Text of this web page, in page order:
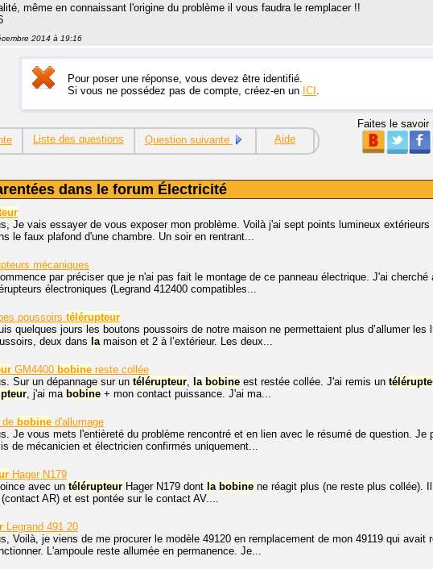
même en connaissant l'origine du problème il vous faudra le remplacer !!
2014 à 19:16
Pour poser une réponse, vous devez être identifié.
Si vous ne possédez pas de compte, créez-en un ICI .
Liste des questions Question suivante Aide
Faites le savoir
dans le forum Électricité
Je vais essayer de vous exposer mon problème. Voilà j'ai sept points lumineux
le faux plafond d'une chambre. Un soir en rentrant...
mécaniques
par préciser que je n'ai pas fait le montage de ce panneau électrique. J'ai cherché
électroniques (Legrand 412400 compatibles...
poussoirs télérupteur
quelques jours les boutons poussoirs de notre maison ne permettaient plus d’allumer
deux dans lamaison et 2 à l’extérieur. Les deux...
GM4400 bobine reste collée
Sur un dépannage sur un télérupteur, la bobine est restée collée. J'ai remis un
, j'ai ma bobine + mon contact puissance. J'ai ma...
de bobine d'allumage
Je vous mets l'entièreté du problème rencontré et en lien avec le résumé de question. Je
de mécanicien et électricien confirmés uniquement...
Hager N179
avec un télérupteur Hager N179 dont la bobine ne réagit plus (ne reste plus collée).
AR) et est pontée sur le contact AV....
Legrand 491 20
Voilà, je viens de me procurer le modèle 49120 en remplacement de mon 49119 qui avait
L'ampoule reste allumée en permanence. Je...